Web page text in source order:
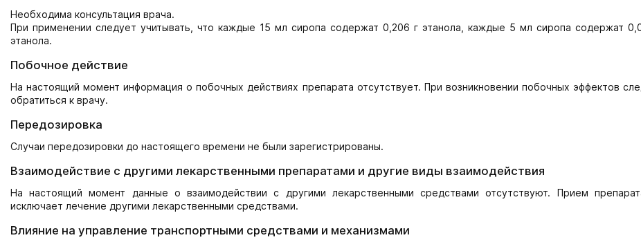
Необходима консультация врача.
При применении следует учитывать, что каждые 15 мл сиропа содержат 0,206 г этанола, каждые 5 мл сиропа содержат
этанола.
Побочное действие
На настоящий момент информация о побочных действиях препарата отсутствует. При возникновении побочных эффектов
обратиться к врачу.
Передозировка
Случаи передозировки до настоящего времени не были зарегистрированы.
Взаимодействие с другими лекарственными препаратами и другие виды взаимодействия
На настоящий момент данные о взаимодействии с другими лекарственными средствами отсутствуют. Прием
исключает лечение другими лекарственными средствами.
Влияние на управление транспортными средствами и механизмами